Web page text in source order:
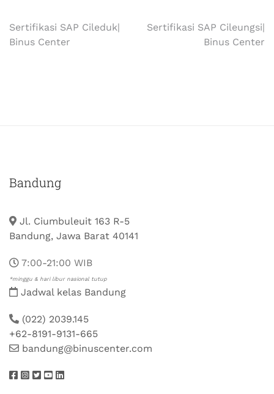
Sertifikasi SAP Cileduk|
Binus Center
Sertifikasi SAP Cileungsi|
Binus Center
Bandung
Jl. Ciumbuleuit 163 R-5
Bandung, Jawa Barat 40141
7:00-21:00 WIB
*minggu & hari libur nasional tutup
Jadwal kelas Bandung
(022) 2039.145
+62-8191-9131-665
bandung@binuscenter.com